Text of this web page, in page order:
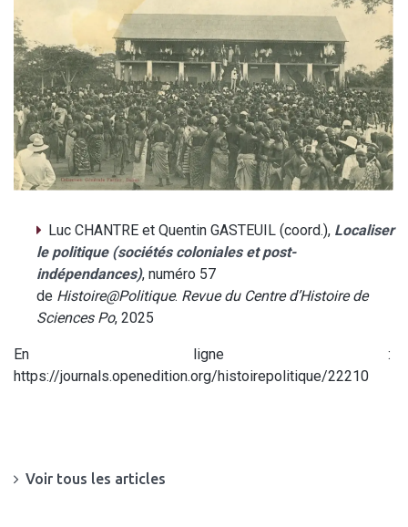
Luc CHANTRE et Quentin GASTEUIL (coord.), Localiser
le politique (sociétés coloniales et post-
indépendances), numéro 57
de Histoire@Politique. Revue du Centre d’Histoire de
Sciences Po, 2025
En ligne :
https://journals.openedition.org/histoirepolitique/22210
Voir tous les articles